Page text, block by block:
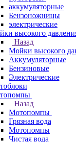
аккумуляторные
Бензоножницы
электрические
высокого
Назад
Мойки высокого
Аккумуляторные
Бензиновые
Электрические
Назад
Мотопомпы
Грязная вода
Мотопомпы
Чистая вода